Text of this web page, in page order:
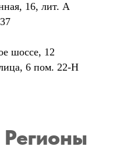
16, лит. А
шоссе, 12
6 пом. 22-Н